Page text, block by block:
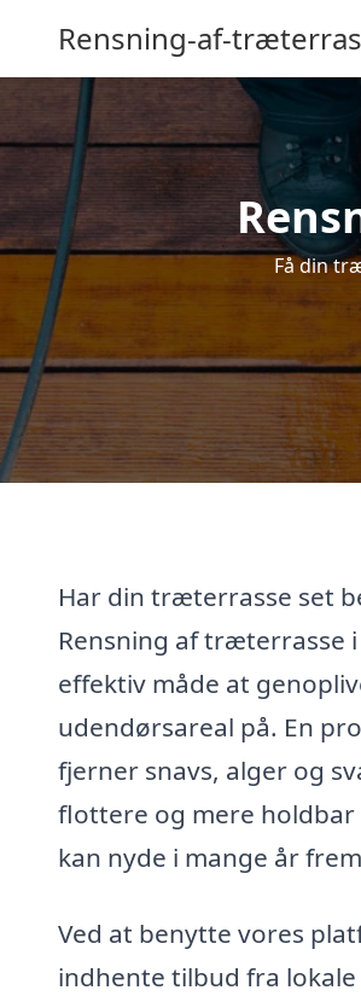
Rensning-af-
Få din
Har din træterrasse set
Rensning af træterrasse
effektiv måde at
udendørsareal på. En
fjerner snavs, alger og
flottere og mere holdbar
kan nyde i mange år
Ved at benytte vores
indhente tilbud fra